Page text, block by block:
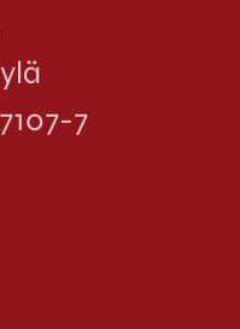
7